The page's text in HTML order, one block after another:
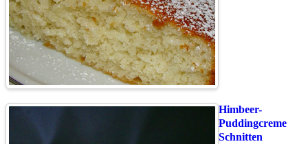
Himbeer-
Puddingcreme
Schnitten